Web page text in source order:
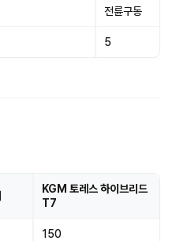
전륜구동
5
KGM 토레스 하이브리드
T7
150